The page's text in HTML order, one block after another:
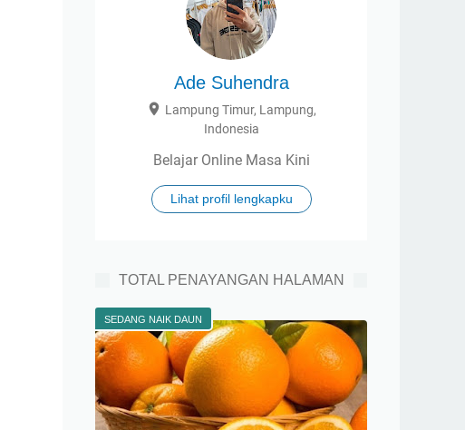
Ade Suhendra
Lampung Timur, Lampung,
Indonesia
Belajar Online Masa Kini
Lihat profil lengkapku
TOTAL PENAYANGAN HALAMAN
SEDANG NAIK DAUN